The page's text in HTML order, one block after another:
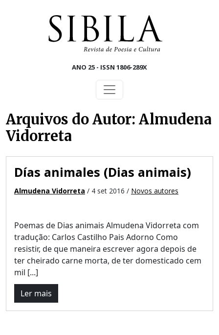
ANO 25 - ISSN 1806-289X
Arquivos do Autor: Almudena
Vidorreta
Días animales (Dias animais)
Almudena Vidorreta / 4 set 2016 / Novos autores
Poemas de Dias animais Almudena Vidorreta com
tradução: Carlos Castilho Pais Adorno Como
resistir, de que maneira escrever agora depois de
ter cheirado carne morta, de ter domesticado cem
mil [...]
Ler mais